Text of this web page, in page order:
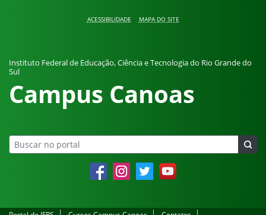
ACESSIBILIDADE MAPA DO SITE
Instituto Federal de Educação, Ciência e Tecnologia do Rio Grande do
Sul
Campus Canoas
FacebookInstagramTwitter YouTube